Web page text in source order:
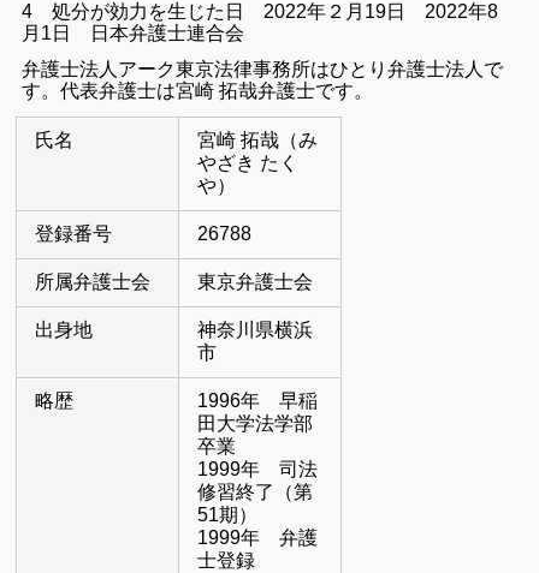
4 処分が効力を生じた日 2022年２月19日 2022年8
月1日
日本弁護士連合会
弁護士法人アーク東京法律事務所はひとり弁護士法人で
す。代表弁護士は宮崎 拓哉弁護士です。
氏名
宮崎 拓哉（み
やざき たく
や）
登録番号 26788
所属弁護士会 東京弁護士会
出身地
神奈川県横浜
市
略歴
1996年 早稲
田大学法学部
卒業
1999年 司法
修習終了（第
51期）
1999年 弁護
士登録